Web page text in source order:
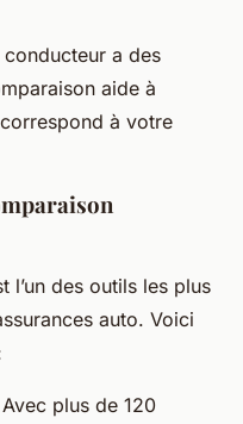
conducteur a des
aide à
à votre
l’un des outils les plus
auto. Voici
plus de 120